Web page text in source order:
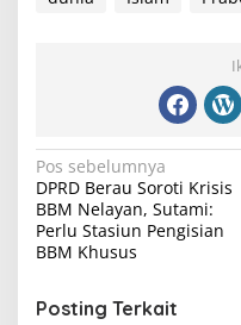
N
a
v
i
g
Pos sebelumnya
DPRD Berau Soroti Krisis
BBM Nelayan, Sutami:
Perlu Stasiun Pengisian
BBM Khusus
Posting Terkait